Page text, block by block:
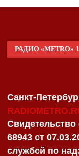
РАДИО «METRO»
Санкт-
68943 от
службой по